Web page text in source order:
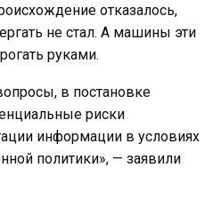
отказалось,
не стал. А машины эти
руками.
в постановке
риски
информации в условиях
политики», — заявили